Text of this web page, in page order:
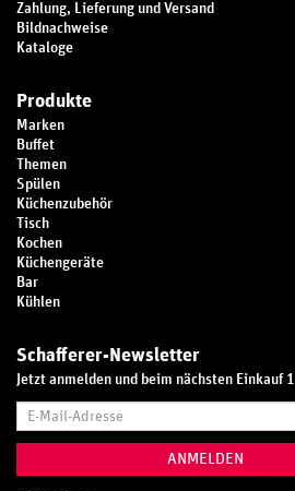
Zahlung, Lieferung und Versand
Bildnachweise
Kataloge
Produkte
Marken
Buffet
Themen
Spülen
Küchenzubehör
Tisch
Kochen
Küchengeräte
Bar
Kühlen
Schafferer-Newsletter
Jetzt anmelden und beim nächsten Einkauf
Mail-
ANMELDEN